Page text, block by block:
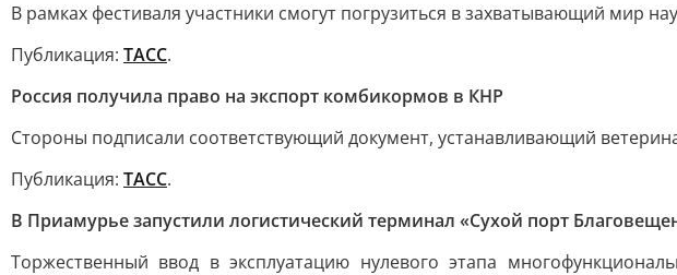
В рамках фестиваля участники смогут погрузиться в захватывающий мир
Публикация: ТАСС.
Россия получила право на экспорт комбикормов в КНР
Стороны подписали соответствующий документ, устанавливающий
Публикация: ТАСС.
В Приамурье запустили логистический терминал «Сухой порт
Торжественный ввод в эксплуатацию нулевого этапа